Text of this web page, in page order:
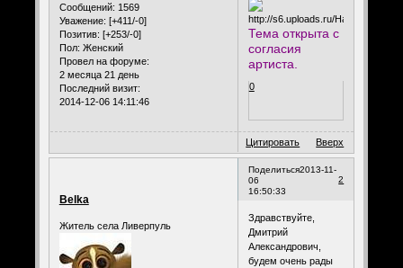
Сообщений: 1569
Уважение: [+411/-0]
Позитив: [+253/-0]
Пол: Женский
Провел на форуме:
2 месяца 21 день
Последний визит:
2014-12-06 14:11:46
Тема открыта с
согласия
артиста.
0
Цитировать Вверх
Поделиться
2
2013-11-
06
16:50:33
Belka
Житель села Ливерпуль
Здравствуйте,
Дмитрий
Александрович,
будем очень рады